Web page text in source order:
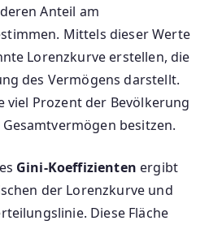
Anteil am
Mittels dieser Werte
Lorenzkurve erstellen, die
des Vermögens darstellt.
viel Prozent der Bevölkerung
besitzen.
Gini-Koeffizienten ergibt
der Lorenzkurve und
Diese Fläche